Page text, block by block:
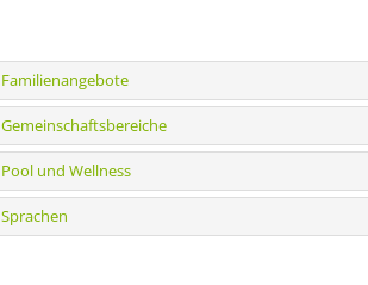
Familienangebote
Gemeinschaftsbereiche
Pool und Wellness
Sprachen